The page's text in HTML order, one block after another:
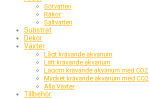
Sötvatten
Räkor
Saltvatten
Substrat
Dekor
Växter
Lågt krävande akvarium
Lätt krävande akvarium
Lagom krävande akvarium med CO2
Mycket krävande akvarium med CO2
Alla Växter
Tillbehör